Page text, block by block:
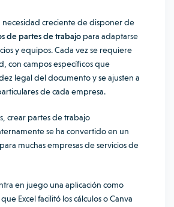
necesidad creciente de disponer de
de partes de trabajo para adaptarse
y equipos. Cada vez se requiere
con campos específicos que
legal del documento y se ajusten a
de cada empresa.
crear partes de trabajo
se ha convertido en un
muchas empresas de servicios de
en juego una aplicación como
Excel facilitó los cálculos o Canva